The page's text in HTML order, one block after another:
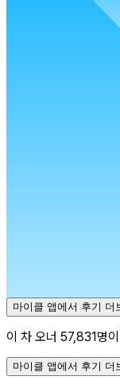
마이클 앱에서 후기 더
이 차 오너 57,831명
마이클 앱에서 후기 더